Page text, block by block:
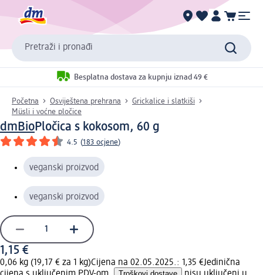
Pretraži i pronađi
Besplatna dostava za kupnju iznad 49 €
Početna Osviještena prehrana
Grickalice i slatkiši
Müsli i voćne pločice
dmBioPločica s kokosom, 60 g
4.5 (183 ocjene)
veganski proizvod
veganski proizvod
1,15 €
0,06 kg (19,17 € za 1 kg)Cijena na 02.05.2025.: 1,35 €Jedinična